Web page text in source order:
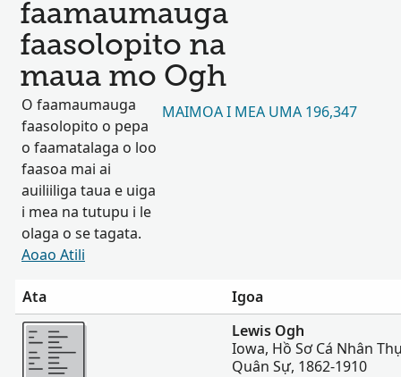
faamaumauga
faasolopito na
maua mo Ogh
O faamaumauga
faasolopito o pepa
o faamatalaga o loo
faasoa mai ai
auiliiliga taua e uiga
i mea na tutupu i le
olaga o se tagata.
Aoao Atili
MAIMOA I MEA UMA 196,347
Ata
Igoa
Sili atu
Lewis Ogh
Iowa, Hồ Sơ Cá Nhân
Quân Sự, 1862-1910